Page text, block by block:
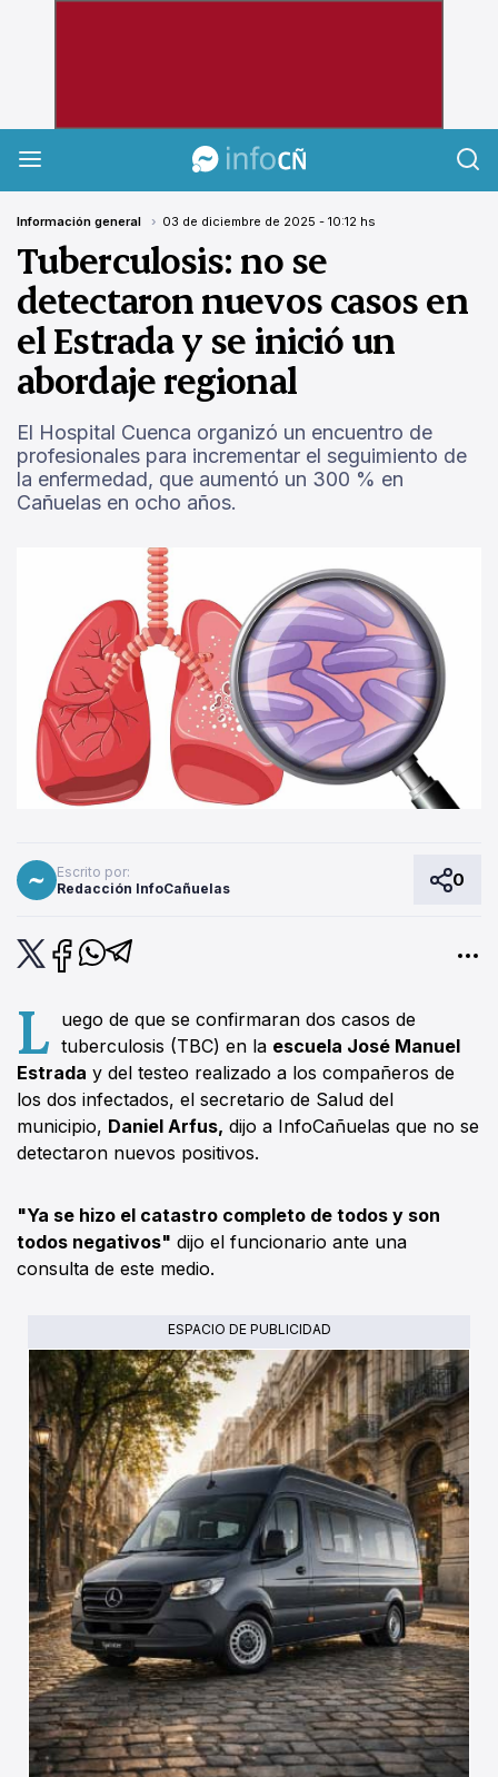
Información general 03 de diciembre de 2025 - 10:12 hs
Tuberculosis: no se
detectaron nuevos casos en
el Estrada y se inició un
abordaje regional
El Hospital Cuenca organizó un encuentro de
profesionales para incrementar el seguimiento de
la enfermedad, que aumentó un 300 % en
Cañuelas en ocho años.
Escrito por:
Redacción InfoCañuelas
0
L uego de que se confirmaran dos casos de
tuberculosis (TBC) en la escuela José Manuel
Estrada y del testeo realizado a los compañeros de
los dos infectados, el secretario de Salud del
municipio, Daniel Arfus, dijo a InfoCañuelas que no se
detectaron nuevos positivos.
"Ya se hizo el catastro completo de todos y son
todos negativos" dijo el funcionario ante una
consulta de este medio.
ESPACIO DE PUBLICIDAD